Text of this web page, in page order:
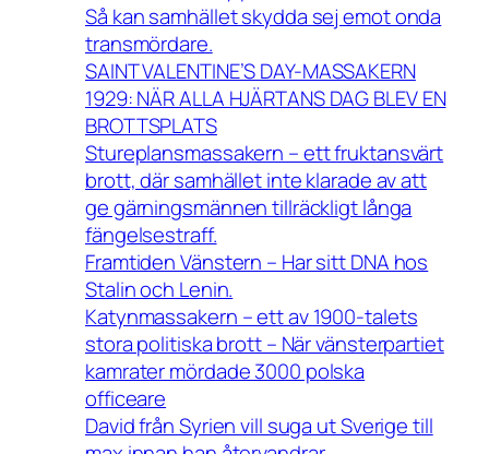
Så kan samhället skydda sej emot onda
transmördare.
SAINT VALENTINE’S DAY-MASSAKERN
1929: NÄR ALLA HJÄRTANS DAG BLEV EN
BROTTSPLATS
Stureplansmassakern – ett fruktansvärt
brott, där samhället inte klarade av att
ge gärningsmännen tillräckligt långa
fängelsestraff.
Framtiden Vänstern – Har sitt DNA hos
Stalin och Lenin.
Katynmassakern – ett av 1900-talets
stora politiska brott – När vänsterpartiet
kamrater mördade 3000 polska
officeare
David från Syrien vill suga ut Sverige till